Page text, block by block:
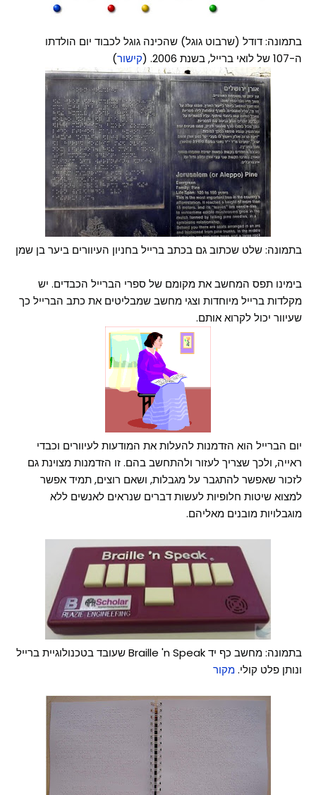
בתמונה: דודל (שרבוט גוגל) שהכינה גוגל לכבוד יום הולדתו
ה-107 של לואי ברייל, בשנת 2006. (
קישור)
בתמונה: שלט שכתוב גם בכתב ברייל בחניון העיוורים ביער בן שמן
בימינו תפס המחשב את מקומם של ספרי הברייל הכבדים. יש
מקלדות ברייל מיוחדות וצגי מחשב שמבליטים את כתב הברייל כך
שעיוור יכול לקרוא אותם.
יום הברייל הוא הזדמנות להעלות את המודעות לעיוורים וכבדי
ראייה, ולכך שצריך לעזור ולהתחשב בהם. זו הזדמנות מצוינת גם
לזכור שאפשר להתגבר על מגבלות, ושאם רוצים, תמיד אפשר
למצוא שיטות חלופיות לעשות דברים שנראים לאנשים ללא
מוגבלויות מובנים מאליהם.
בתמונה: מחשב כף יד Braille 'n Speak שעובד בטכנולוגיית ברייל
ונותן פלט קולי.מקור